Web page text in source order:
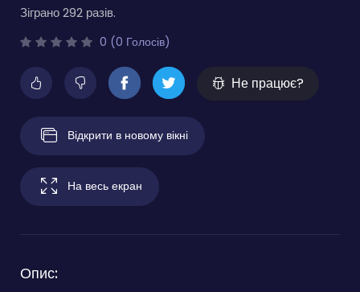
Зіграно 292 разів.
0 (0 Голосів)
Не працює?
Відкрити в новому вікні
На весь екран
Опис: